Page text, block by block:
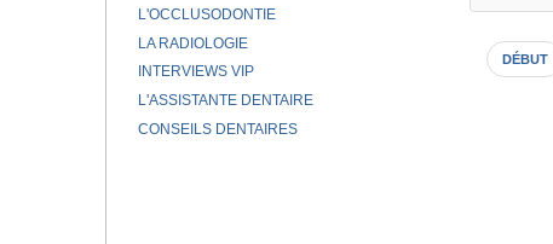
DÉBUT
L'OCCLUSODONTIE
LA RADIOLOGIE
INTERVIEWS VIP
L'ASSISTANTE DENTAIRE
CONSEILS DENTAIRES